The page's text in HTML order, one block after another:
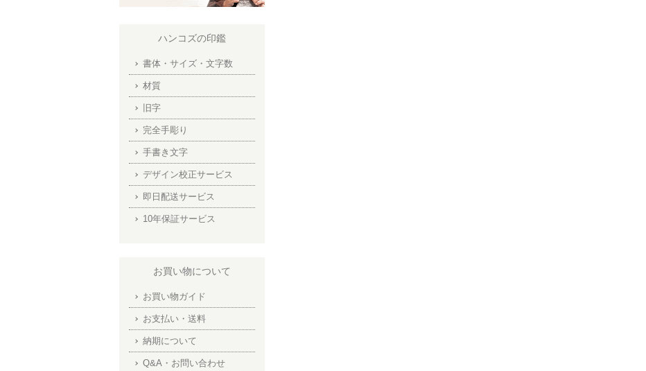
ハンコズの印鑑
書体・サイズ・文字数
材質
旧字
完全手彫り
手書き文字
デザイン校正サービス
即日配送サービス
10年保証サービス
お買い物について
お買い物ガイド
お支払い・送料
納期について
Q&A・お問い合わせ